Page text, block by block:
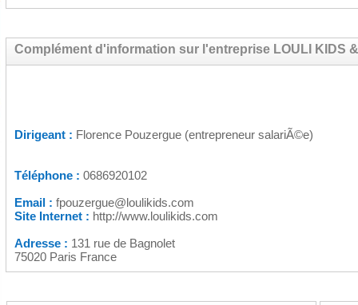
Complément d'information sur l'entreprise LOULI KIDS
Dirigeant : Florence Pouzergue (entrepreneur salariÃ©e)
Téléphone : 0686920102
Email : fpouzergue@loulikids.com
Site Internet : http://www.loulikids.com
Adresse : 131 rue de Bagnolet
75020 Paris France